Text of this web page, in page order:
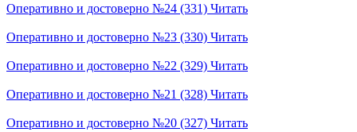
Оперативно и достоверно №24 (331) Читать
Оперативно и достоверно №23 (330) Читать
Оперативно и достоверно №22 (329) Читать
Оперативно и достоверно №21 (328) Читать
Оперативно и достоверно №20 (327) Читать